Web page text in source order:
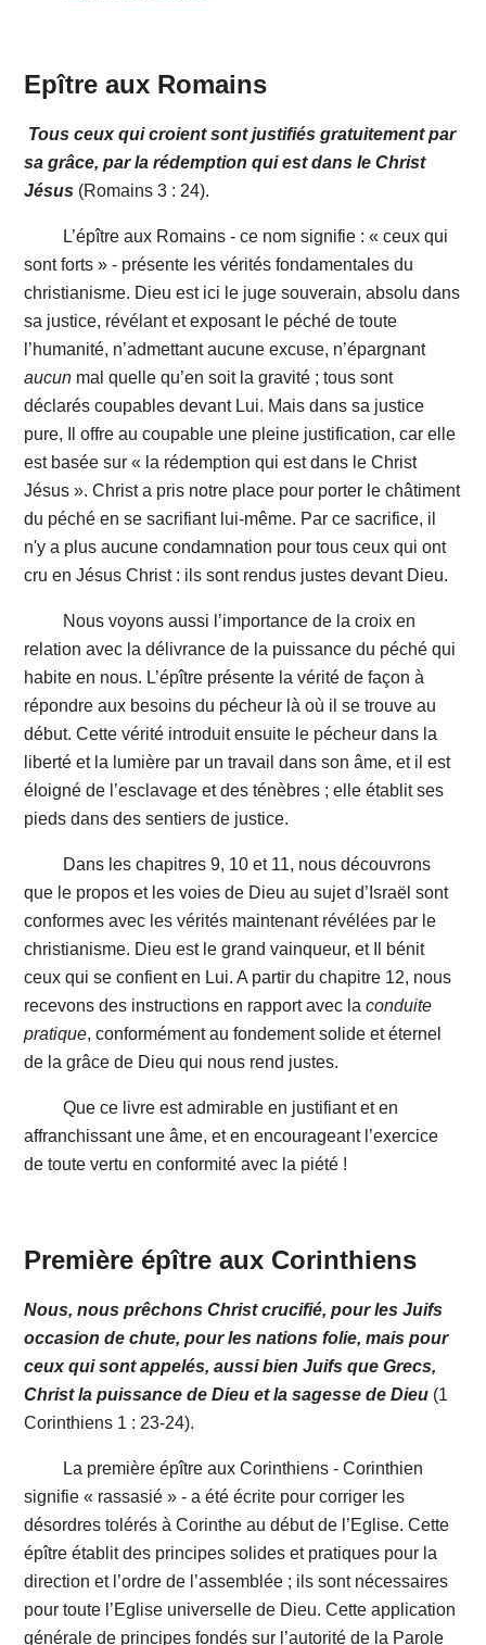
Epître aux Romains
Tous ceux qui croient sont justifiés gratuitement par
sa grâce, par la rédemption qui est dans le Christ
Jésus (Romains 3 : 24).
L’épître aux Romains - ce nom signifie : « ceux qui
sont forts » - présente les vérités fondamentales du
christianisme. Dieu est ici le juge souverain, absolu dans
sa justice, révélant et exposant le péché de toute
l’humanité, n’admettant aucune excuse, n’épargnant
aucun mal quelle qu’en soit la gravité ; tous sont
déclarés coupables devant Lui. Mais dans sa justice
pure, Il offre au coupable une pleine justification, car elle
est basée sur « la rédemption qui est dans le Christ
Jésus ». Christ a pris notre place pour porter le châtiment
du péché en se sacrifiant lui-même. Par ce sacrifice, il
n'y a plus aucune condamnation pour tous ceux qui ont
cru en Jésus Christ : ils sont rendus justes devant Dieu.
Nous voyons aussi l’importance de la croix en
relation avec la délivrance de la puissance du péché qui
habite en nous. L’épître présente la vérité de façon à
répondre aux besoins du pécheur là où il se trouve au
début. Cette vérité introduit ensuite le pécheur dans la
liberté et la lumière par un travail dans son âme, et il est
éloigné de l’esclavage et des ténèbres ; elle établit ses
pieds dans des sentiers de justice.
Dans les chapitres 9, 10 et 11, nous découvrons
que le propos et les voies de Dieu au sujet d’Israël sont
conformes avec les vérités maintenant révélées par le
christianisme. Dieu est le grand vainqueur, et Il bénit
ceux qui se confient en Lui. A partir du chapitre 12, nous
recevons des instructions en rapport avec laconduite
pratique, conformément au fondement solide et éternel
de la grâce de Dieu qui nous rend justes.
Que ce livre est admirable en justifiant et en
affranchissant une âme, et en encourageant l’exercice
de toute vertu en conformité avec la piété !
Première épître aux Corinthiens
Nous, nous prêchons Christ crucifié, pour les Juifs
occasion de chute, pour les nations folie, mais pour
ceux qui sont appelés, aussi bien Juifs que Grecs,
Christ la puissance de Dieu et la sagesse de Dieu (1
Corinthiens 1 : 23-24).
La première épître aux Corinthiens - Corinthien
signifie « rassasié » - a été écrite pour corriger les
désordres tolérés à Corinthe au début de l’Eglise. Cette
épître établit des principes solides et pratiques pour la
direction et l’ordre de l’assemblée ; ils sont nécessaires
pour toute l’Eglise universelle de Dieu. Cette application
générale de principes fondés sur l’autorité de la Parole